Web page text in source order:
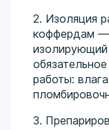
2. Изоляция
коффердам —
работы:
3.